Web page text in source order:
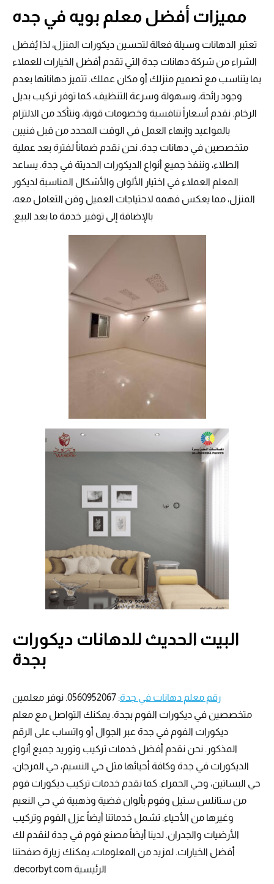
مميزات أفضل معلم بويه في جده
تعتبر الدهانات وسيلة فعالة لتحسين ديكورات المنزل، لذا يُفضل
الشراء من شركة دهانات جدة التي تقدم أفضل الخيارات للعملاء
بما يتناسب مع تصميم منزلك أو مكان عملك. تتميز دهاناتها بعدم
وجود رائحة، وسهولة وسرعة التنظيف، كما توفر تركيب بديل
الرخام. نقدم أسعاراً تنافسية وخصومات قوية، ونتأكد من الالتزام
بالمواعيد وإنهاء العمل في الوقت المحدد من قبل فنيين
متخصصين في دهانات جدة. نحن نقدم ضماناً لفترة بعد عملية
الطلاء، وننفذ جميع أنواع الديكورات الحديثة في جدة. يساعد
المعلم العملاء في اختيار الألوان والأشكال المناسبة لديكور
المنزل، مما يعكس فهمه لاحتياجات العميل وفن التعامل معه،
بالإضافة إلى توفير خدمة ما بعد البيع.
البيت الحديث للدهانات ديكورات
بجدة
رقم معلم دهانات في جدة
: 0560952067. نوفر معلمين
متخصصين في ديكورات الفوم بجدة. يمكنك التواصل مع معلم
ديكورات الفوم في جدة عبر الجوال أو واتساب على الرقم
المذكور. نحن نقدم أفضل خدمات تركيب وتوريد جميع أنواع
الديكورات في جدة وكافة أحيائها مثل حي النسيم، حي المرجان،
حي البساتين، وحي الحمراء. كما نقدم خدمات تركيب ديكورات فوم
من ستانلس ستيل وفوم بألوان فضية وذهبية في حي النعيم
وغيرها من الأحياء. تشمل خدماتنا أيضاً عزل الفوم وتركيب
الأرضيات والجدران. لدينا أيضاً مصنع فوم في جدة لنقدم لك
أفضل الخيارات. لمزيد من المعلومات، يمكنك زيارة صفحتنا
الرئيسية decorbyt.com.